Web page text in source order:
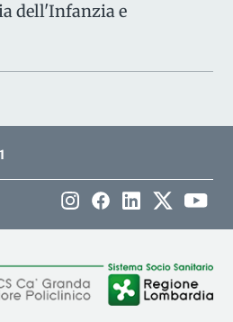
dell'Infanzia e